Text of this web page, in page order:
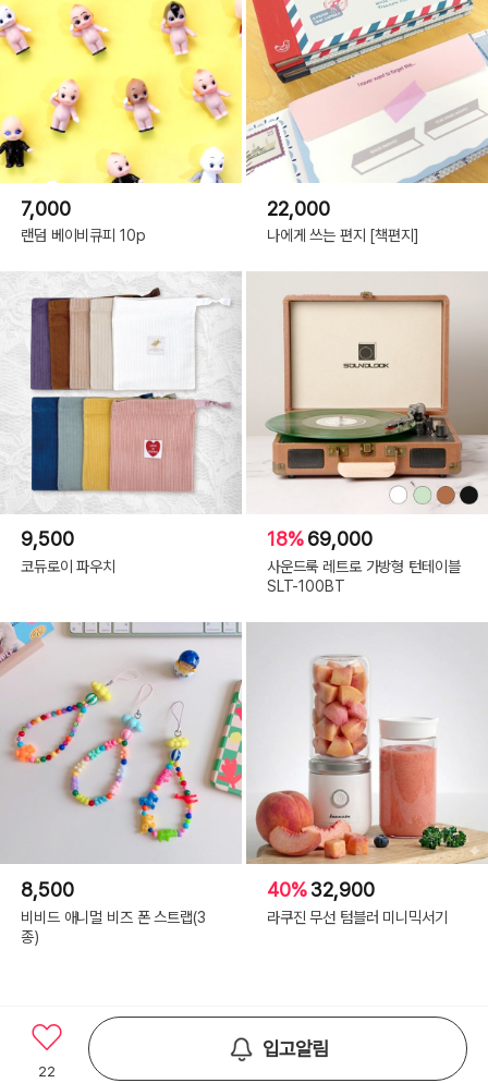
7,000
랜덤 베이비큐피 10p
22,000
나에게 쓰는 편지 [책편지]
9,500
코듀로이 파우치
18%69,000
사운드룩 레트로 가방형 턴테이블
SLT-100BT
8,500
비비드 애니멀 비즈 폰 스트랩(3
종)
40%32,900
라쿠진 무선 텀블러 미니믹서기
22
입고알림